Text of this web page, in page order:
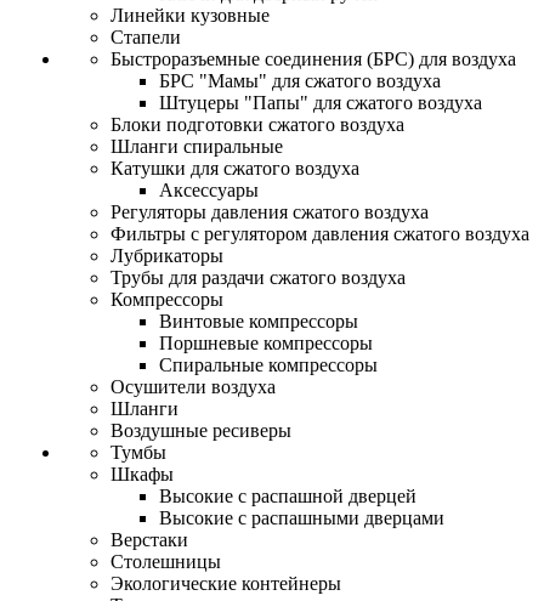
Линейки кузовные
Стапели
Быстроразъемные соединения (БРС) для воздуха
БРС "Мамы" для сжатого воздуха
Штуцеры "Папы" для сжатого воздуха
Блоки подготовки сжатого воздуха
Шланги спиральные
Катушки для сжатого воздуха
Аксессуары
Регуляторы давления сжатого воздуха
Фильтры с регулятором давления сжатого воздуха
Лубрикаторы
Трубы для раздачи сжатого воздуха
Компрессоры
Винтовые компрессоры
Поршневые компрессоры
Спиральные компрессоры
Осушители воздуха
Шланги
Воздушные ресиверы
Тумбы
Шкафы
Высокие с распашной дверцей
Высокие с распашными дверцами
Верстаки
Столешницы
Экологические контейнеры